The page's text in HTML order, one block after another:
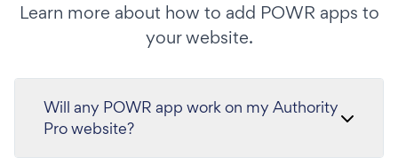
Learn more about how to add POWR apps to
your website.
Will any POWR app work on my Authority
Pro website?